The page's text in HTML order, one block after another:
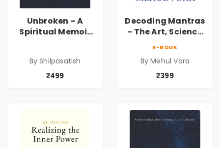
Unbroken – A
Spiritual Memoir
Self-Discovery
Book | Pre-Order
By Shilpasatish
₹499
Decoding Mantras
- The Art, Science
E-BOOK
By Mehul Vora
₹399